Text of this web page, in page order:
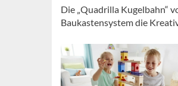
Die „Quadrilla Kugelbahn“
Baukastensystem die